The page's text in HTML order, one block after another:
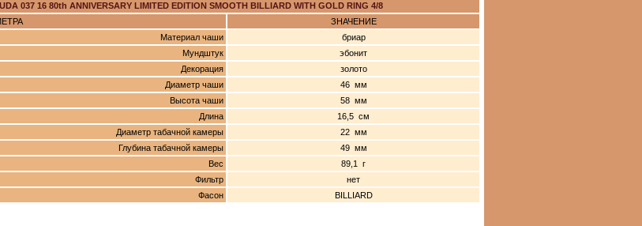
037 16 80th ANNIVERSARY LIMITED EDITION SMOOTH BILLIARD WITH GOLD RING 4/8
ЗНАЧЕНИЕ
Материал чаши
бриар
Мундштук
эбонит
Декорация
золото
Диаметр чаши
46 мм
Высота чаши
58 мм
Длина
16,5 см
Диаметр табачной камеры
22 мм
Глубина табачной камеры
49 мм
Вес
89,1 г
Фильтр
нет
Фасон
BILLIARD